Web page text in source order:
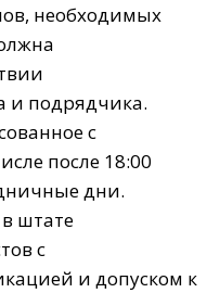
необходимых
и подрядчика.
с
после 18:00
дни.
штате
с
и допуском к